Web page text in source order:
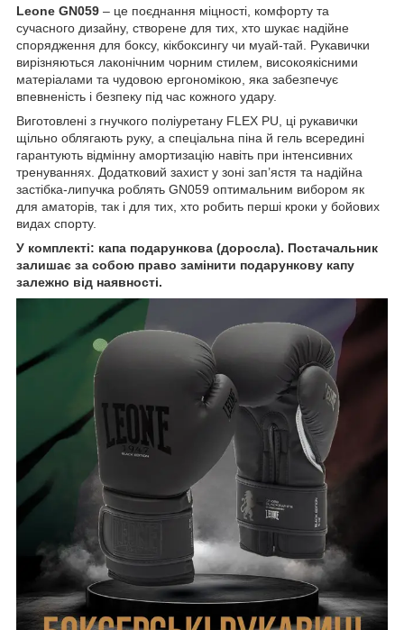
Leone GN059 – це поєднання міцності, комфорту та
сучасного дизайну, створене для тих, хто шукає надійне
спорядження для боксу, кікбоксингу чи муай-тай. Рукавички
вирізняються лаконічним чорним стилем, високоякісними
матеріалами та чудовою ергономікою, яка забезпечує
впевненість і безпеку під час кожного удару.
Виготовлені з гнучкого поліуретану FLEX PU, ці рукавички
щільно облягають руку, а спеціальна піна й гель всередині
гарантують відмінну амортизацію навіть при інтенсивних
тренуваннях. Додатковий захист у зоні зап’ястя та надійна
застібка-липучка роблять GN059 оптимальним вибором як
для аматорів, так і для тих, хто робить перші кроки у бойових
видах спорту.
У комплекті: капа подарункова (доросла). Постачальник
залишає за собою право замінити подарункову капу
залежно від наявності.